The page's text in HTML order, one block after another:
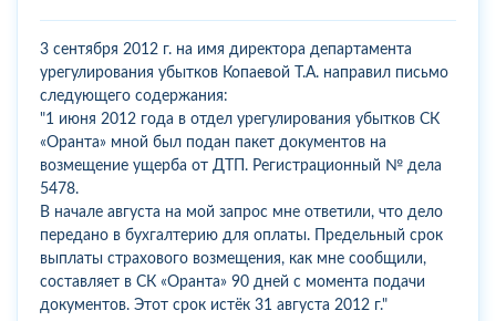
3 сентября 2012 г. на имя директора департамента
урегулирования убытков Копаевой Т.А. направил письмо
следующего содержания:
"1 июня 2012 года в отдел урегулирования убытков СК
«Оранта» мной был подан пакет документов на
возмещение ущерба от ДТП. Регистрационный № дела
5478.
В начале августа на мой запрос мне ответили, что дело
передано в бухгалтерию для оплаты. Предельный срок
выплаты страхового возмещения, как мне сообщили,
составляет в СК «Оранта» 90 дней с момента подачи
документов. Этот срок истёк 31 августа 2012 г."